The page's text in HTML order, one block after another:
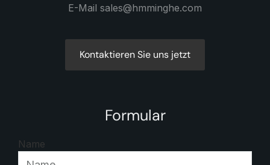
E-Mail sales@hmminghe.com
Kontaktieren Sie uns jetzt
Formular
Name